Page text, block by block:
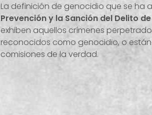
La definición de genocidio que se ha
Prevención y la Sanción del Delito
exhiben aquellos crímenes
reconocidos como genocidio, o
comisiones de la verdad.